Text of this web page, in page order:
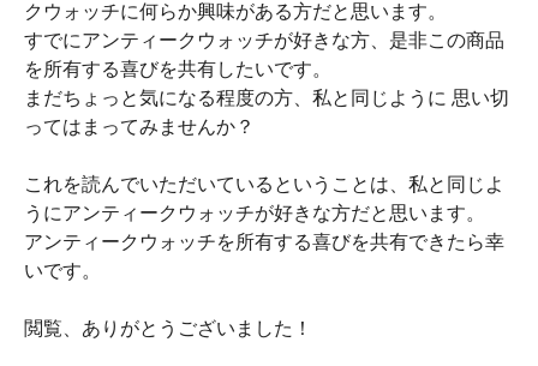
クウォッチに何らか興味がある方だと思います。
すでにアンティークウォッチが好きな方、是非この商品
を所有する喜びを共有したいです。
まだちょっと気になる程度の方、私と同じように 思い切
ってはまってみませんか？
これを読んでいただいているということは、私と同じよ
うにアンティークウォッチが好きな方だと思います。
アンティークウォッチを所有する喜びを共有できたら幸
いです。
閲覧、ありがとうございました！